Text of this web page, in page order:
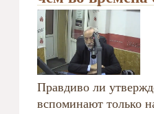
Правдиво ли
вспоминают только